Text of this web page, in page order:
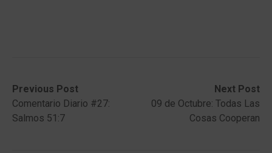
Post
navigation
Previous Post
Previous
post:Comentario Diario #27:
Salmos 51:7
Next Post
Next
post:
09 de Octubre: Todas Las
Cosas Cooperan